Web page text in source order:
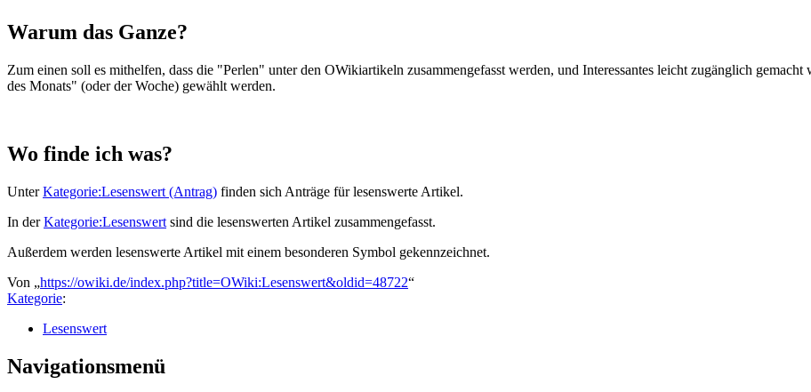
Warum das Ganze?
Zum einen soll es mithelfen, dass die "Perlen" unter den OWikiartikeln zusammengefasst werden, und Interessantes leicht zugänglich
des Monats" (oder der Woche) gewählt werden.
Wo finde ich was?
UnterKategorie:Lesenswert (Antrag) finden sich Anträge für lesenswerte Artikel.
In derKategorie:Lesenswert sind die lesenswerten Artikel zusammengefasst.
Außerdem werden lesenswerte Artikel mit einem besonderen Symbol gekennzeichnet.
Von „https://owiki.de/index.php?title=OWiki:Lesenswert&oldid=48722“
Kategorie:
Lesenswert
Navigationsmenü